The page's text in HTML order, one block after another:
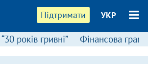
Підтримати УКР
“30 років гривні” Фінансова